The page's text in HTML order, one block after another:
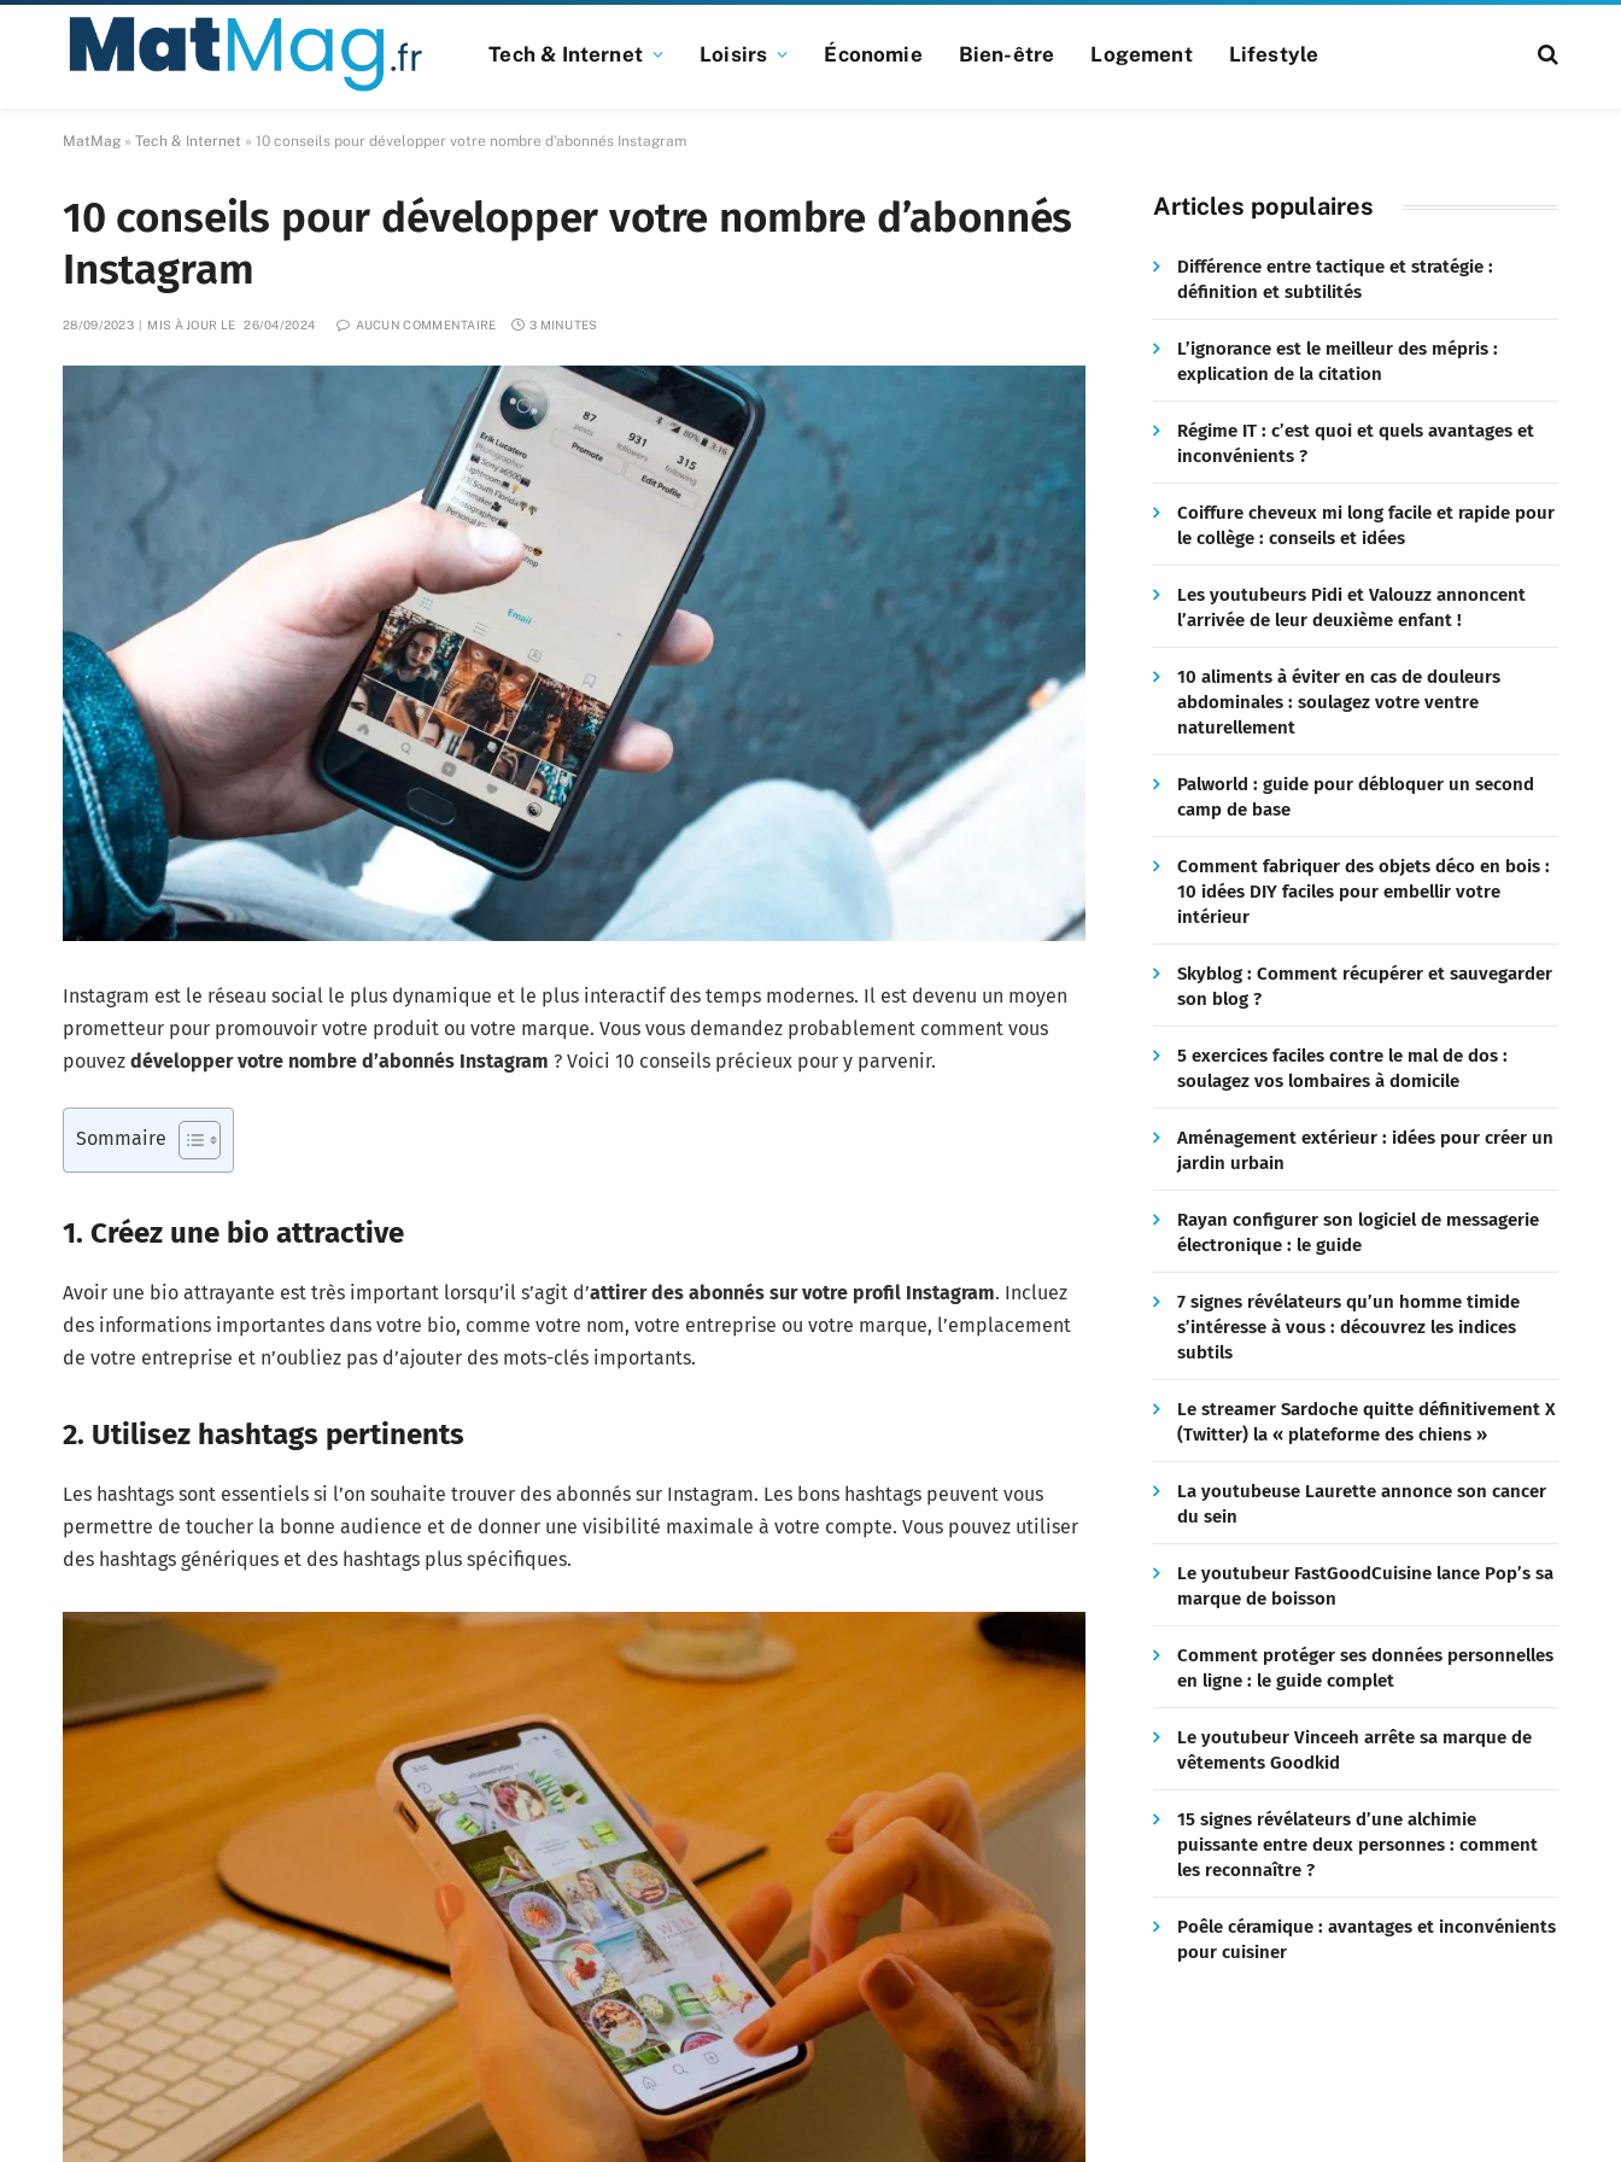
Tech & Internet Loisirs Économie Bien-être Logement Lifestyle
MatMag » Tech & Internet » 10 conseils pour développer votre nombre d’abonnés Instagram
10 conseils pour développer votre nombre d’abonnés
Instagram
28/09/2023 MIS À JOUR LE 26/04/2024 AUCUN COMMENTAIRE 3 MINUTES
Instagram est le réseau social le plus dynamique et le plus interactif des temps modernes. Il est devenu un moyen
prometteur pour promouvoir votre produit ou votre marque. Vous vous demandez probablement comment vous
pouvez développer votre nombre d’abonnés Instagram ? Voici 10 conseils précieux pour y parvenir.
Sommaire
1. Créez une bio attractive
Avoir une bio attrayante est très important lorsqu’il s’agit d’attirer des abonnés sur votre profil Instagram. Incluez
des informations importantes dans votre bio, comme votre nom, votre entreprise ou votre marque, l’emplacement
de votre entreprise et n’oubliez pas d’ajouter des mots-clés importants.
2. Utilisez hashtags pertinents
Les hashtags sont essentiels si l’on souhaite trouver des abonnés sur Instagram. Les bons hashtags peuvent vous
permettre de toucher la bonne audience et de donner une visibilité maximale à votre compte. Vous pouvez utiliser
des hashtags génériques et des hashtags plus spécifiques.
Articles populaires
Différence entre tactique et stratégie :
définition et subtilités
L’ignorance est le meilleur des mépris :
explication de la citation
Régime IT : c’est quoi et quels avantages et
inconvénients ?
Coiffure cheveux mi long facile et rapide pour
le collège : conseils et idées
Les youtubeurs Pidi et Valouzz annoncent
l’arrivée de leur deuxième enfant !
10 aliments à éviter en cas de douleurs
abdominales : soulagez votre ventre
naturellement
Palworld : guide pour débloquer un second
camp de base
Comment fabriquer des objets déco en bois :
10 idées DIY faciles pour embellir votre
intérieur
Skyblog : Comment récupérer et sauvegarder
son blog ?
5 exercices faciles contre le mal de dos :
soulagez vos lombaires à domicile
Aménagement extérieur : idées pour créer un
jardin urbain
Rayan configurer son logiciel de messagerie
électronique : le guide
7 signes révélateurs qu’un homme timide
s’intéresse à vous : découvrez les indices
subtils
Le streamer Sardoche quitte définitivement X
(Twitter) la « plateforme des chiens »
La youtubeuse Laurette annonce son cancer
du sein
Le youtubeur FastGoodCuisine lance Pop’s sa
marque de boisson
Comment protéger ses données personnelles
en ligne : le guide complet
Le youtubeur Vinceeh arrête sa marque de
vêtements Goodkid
15 signes révélateurs d’une alchimie
puissante entre deux personnes : comment
les reconnaître ?
Poêle céramique : avantages et inconvénients
pour cuisiner